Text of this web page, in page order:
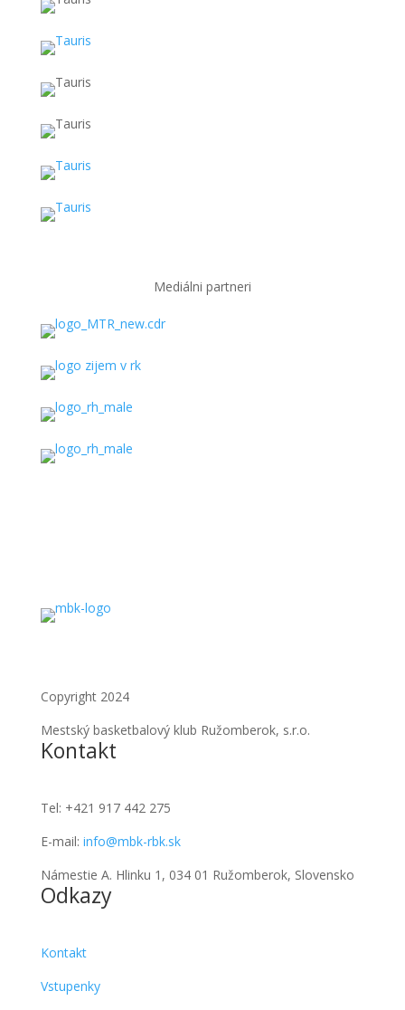
Mediálni partneri
Copyright 2024
Mestský basketbalový klub Ružomberok, s.r.o.
Kontakt
Tel: +421 917 442 275
E-mail: info@mbk-rbk.sk
Námestie A. Hlinku 1, 034 01 Ružomberok, Slovensko
Odkazy
Kontakt
Vstupenky